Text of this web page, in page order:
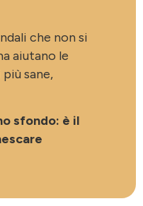
che non si
aiutano le
sane,
sfondo: è il